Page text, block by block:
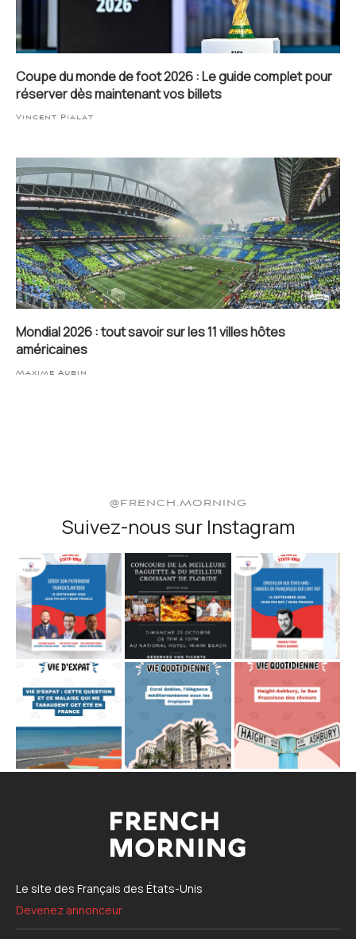
Coupe du monde de foot 2026 : Le guide complet pour
réserver dès maintenant vos billets
Vincent Pialat
Mondial 2026 : tout savoir sur les 11 villes hôtes
américaines
Maxime Aubin
@FRENCH.MORNING
Suivez-nous sur Instagram
Le site des Français des États-Unis
Devenez annonceur